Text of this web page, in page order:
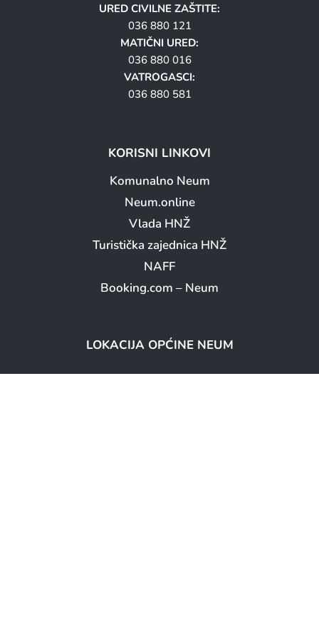
URED CIVILNE ZAŠTITE:
036 880 121
MATIČNI URED:
036 880 016
VATROGASCI:
036 880 581
KORISNI LINKOVI
Komunalno Neum
Neum.online
Vlada HNŽ
Turistička zajednica HNŽ
NAFF
Booking.com – Neum
LOKACIJA OPĆINE NEUM